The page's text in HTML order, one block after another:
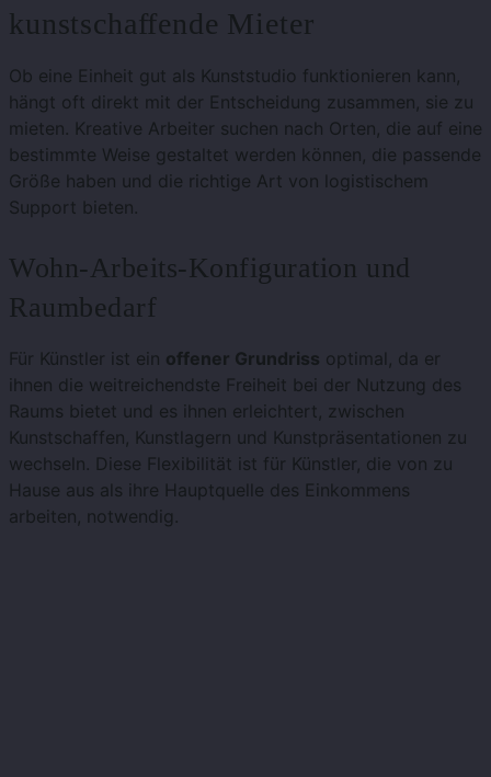
kunstschaffende Mieter
Ob eine Einheit gut als Kunststudio funktionieren kann,
hängt oft direkt mit der Entscheidung zusammen, sie zu
mieten. Kreative Arbeiter suchen nach Orten, die auf eine
bestimmte Weise gestaltet werden können, die passende
Größe haben und die richtige Art von logistischem
Support bieten.
Wohn-Arbeits-Konfiguration und
Raumbedarf
Für Künstler ist ein offener Grundriss optimal, da er
ihnen die weitreichendste Freiheit bei der Nutzung des
Raums bietet und es ihnen erleichtert, zwischen
Kunstschaffen, Kunstlagern und Kunstpräsentationen zu
wechseln. Diese Flexibilität ist für Künstler, die von zu
Hause aus als ihre Hauptquelle des Einkommens
arbeiten, notwendig.